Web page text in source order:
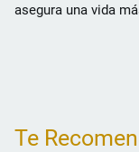
asegura una vida
Te